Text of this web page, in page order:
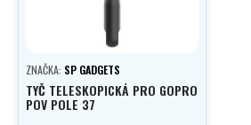
ZNAČKA: SP GADGETS
TYČ TELESKOPICKÁ PRO GOPRO
POV POLE 37